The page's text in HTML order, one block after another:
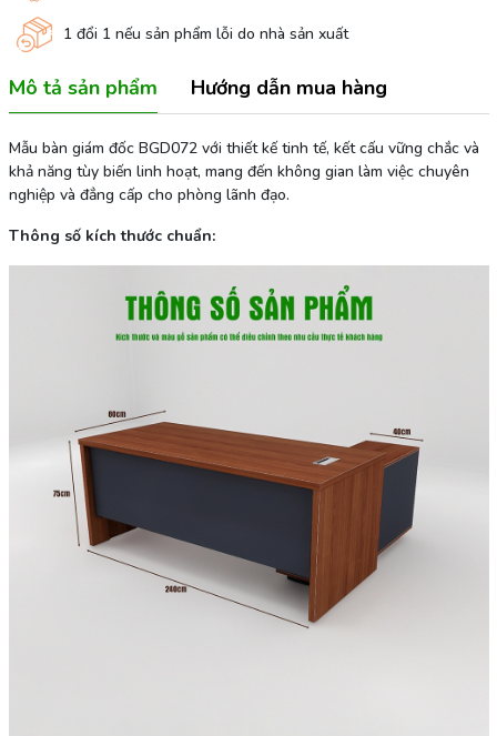
1 đổi 1 nếu sản phẩm lỗi do nhà sản xuất
Mô tả sản phẩm Hướng dẫn mua hàng
Mẫu bàn giám đốc BGD072 với thiết kế tinh tế, kết cấu vững chắc và
khả năng tùy biến linh hoạt, mang đến không gian làm việc chuyên
nghiệp và đẳng cấp cho phòng lãnh đạo.
Thông số kích thước chuẩn: